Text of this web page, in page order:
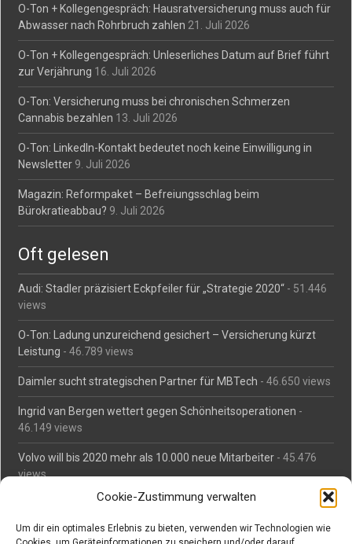
Cookie-Zustimmung verwalten
Um dir ein optimales Erlebnis zu bieten, verwenden wir Technologien wie
O-Ton + Kollegengespräch: Hausratversicherung muss auch für
Abwasser nach Rohrbruch zahlen 21. Juli 2026
O-Ton + Kollegengespräch: Unleserliches Datum auf Brief führt
zur Verjährung 16. Juli 2026
O-Ton: Versicherung muss bei chronischen Schmerzen
Cannabis bezahlen 13. Juli 2026
O-Ton: LinkedIn-Kontakt bedeutet noch keine Einwilligung in
Newsletter 9. Juli 2026
Magazin: Reformpaket – Befreiungsschlag beim
Bürokratieabbau? 9. Juli 2026
Oft gelesen
Audi: Stadler präzisiert Eckpfeiler für „Strategie 2020“ - 51.446
views
O-Ton: Ladung unzureichend gesichert – Versicherung kürzt
Leistung - 46.789 views
Daimler sucht strategischen Partner für MBTech - 46.650 views
Ingrid van Bergen wettert gegen Schönheitsoperationen -
46.149 views
Volvo will bis 2020 mehr als 10.000 neue Mitarbeiter - 45.476
views
Mäßiges Interesse an Daimlers MBtech- 44.702 views
O-Ton: Wer muss Schaden für abgedriftete Silvesterraketen